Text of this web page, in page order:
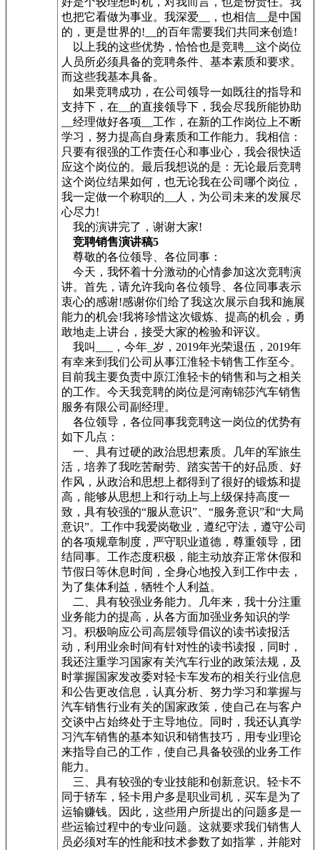
也把它看做为事业。我深爱__，也相信__是中国
的，更是世界的!__的百年需要我们共同来创造!
以上我的这些优势，恰恰也是竞聘__这个岗位
人员所必须具备的竞聘条件、基本素质和要求。
而这些我基本具备。
如果竞聘成功，在公司领导一如既往的指导和
支持下，在__的直接领导下，我会尽我所能协助
__经理做好各项__工作，在新的工作岗位上不断
学习，努力提高自身素质和工作能力。我相信：
只要有很强的工作责任心和事业心，我会很快适
应这个岗位的。最后我想说的是：无论最后竞聘
这个岗位结果如何，也无论我在公司哪个岗位，
我一定做一个称职的__人，为公司未来的发展尽
心尽力!
我的演讲完了，谢谢大家!
竞聘销售演讲稿5
尊敬的各位领导、各位同事：
今天，我怀着十分激动的心情参加这次竞聘演
讲。首先，请允许我向各位领导、各位同事表示
衷心的感谢!感谢你们给了我这次展示自我和施展
能力的机会!我将珍惜这次锻炼、提高的机会，勇
敢地走上讲台，接受大家的检验和评议。
我叫___，今年_岁，2019年光荣退伍，2019年
有幸来到我们公司从事江淮轻卡销售工作至今。
目前我主要负责中原江淮轻卡的销售和与之相关
的工作。今天我竞聘的岗位是河南锦莎汽车销售
服务有限公司副经理。
各位领导，各位同事我竞聘这一岗位的优势有
如下几点：
一、具有过硬的政治思想素质。几年的军旅生
活，培养了我吃苦耐劳、踏实苦干的好品质、好
作风，从政治和思想上都得到了很好的锻炼和提
高，能够从思想上和行动上与上级保持高度一
致，具有较强的“服从意识”、“服务意识”和“大局
意识”。工作中我爱岗敬业，遵纪守法，遵守公司
的各项规章制度，严守职业道德，尊重领导，团
结同事。工作态度积极，能主动放弃正常休假和
节假日等休息时间，全身心地投入到工作中去，
为了集体利益，牺牲个人利益。
二、具有较强业务能力。几年来，我十分注重
业务能力的提高，从各方面加强业务知识的学
习。积极响应公司高层领导倡议的读书读报活
动，利用业余时间有针对性的读书读报，同时，
我还注重学习国家有关汽车行业的政策法规，及
时掌握国家发改委对轻卡车发布的相关行业信息
和公告更改信息，认真分析、努力学习和掌握与
汽车销售行业有关的国家政策，使自己在与客户
交谈中占始终处于主导地位。同时，我还认真学
习汽车销售的基本知识和销售技巧，用专业理论
来指导自己的工作，使自己具备较强的业务工作
能力。
三、具有较强的专业技能和创新意识。轻卡不
同于轿车，轻卡用户多是职业司机，买车是为了
运输赚钱。因此，这些用户所提出的问题多是一
些运输过程中的专业问题。这就要求我们销售人
员必须对车的性能和技术参数了如指掌，并能对